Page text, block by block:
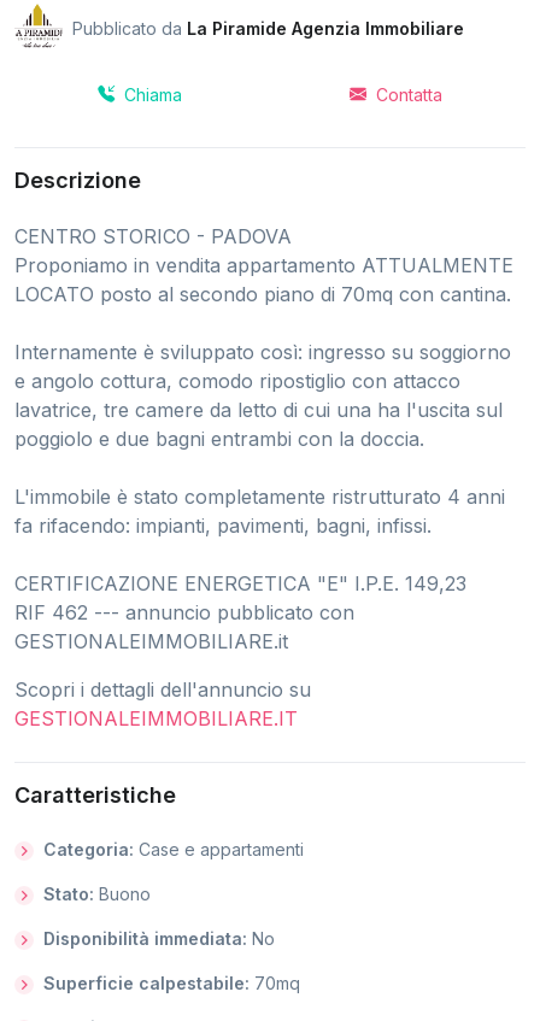
Pubblicato da La Piramide Agenzia Immobiliare
Chiama Contatta
Descrizione
CENTRO STORICO - PADOVA
Proponiamo in vendita appartamento ATTUALMENTE
LOCATO posto al secondo piano di 70mq con cantina.
Internamente è sviluppato così: ingresso su soggiorno
e angolo cottura, comodo ripostiglio con attacco
lavatrice, tre camere da letto di cui una ha l'uscita sul
poggiolo e due bagni entrambi con la doccia.
L'immobile è stato completamente ristrutturato 4 anni
fa rifacendo: impianti, pavimenti, bagni, infissi.
CERTIFICAZIONE ENERGETICA "E" I.P.E. 149,23
RIF 462 --- annuncio pubblicato con
GESTIONALEIMMOBILIARE.it
Scopri i dettagli dell'annuncio su
GESTIONALEIMMOBILIARE.IT
Caratteristiche
Categoria: Case e appartamenti
Stato: Buono
Disponibilità immediata: No
Superficie calpestabile: 70mq